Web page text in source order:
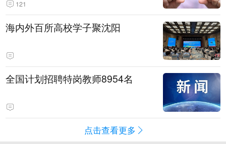
121
海内外百所高校学子聚沈阳
全国计划招聘特岗教师8954名
点击查看更多